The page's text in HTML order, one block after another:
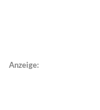
Anzeige: